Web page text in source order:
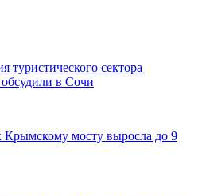
туристического сектора
обсудили в Сочи
Крымскому мосту выросла до 9